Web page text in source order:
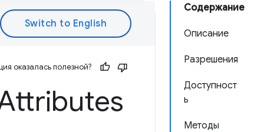
Содержание
Описание
Разрешения
Доступност
ь
Методы
оказалась полезной?